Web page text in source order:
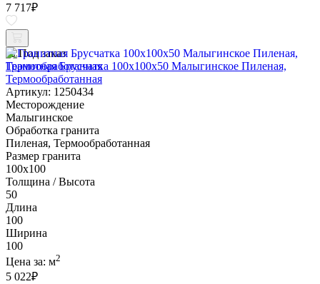
7 717₽
Под заказ
Гранитная Брусчатка 100х100x50 Малыгинское Пиленая,
Термообработанная
Артикул: 1250434
Месторождение
Малыгинское
Обработка гранита
Пиленая, Термообработанная
Размер гранита
100х100
Толщина / Высота
50
Длина
100
Ширина
100
Цена за: м2
5 022₽